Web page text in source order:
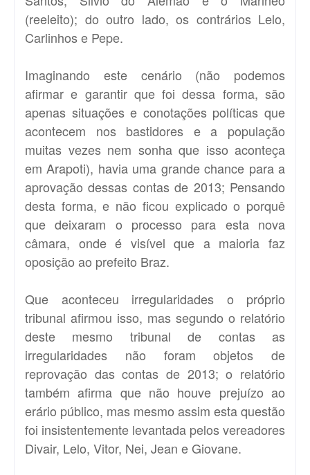
(reeleito); do outro lado, os contrários Lelo,
Carlinhos e Pepe.
Imaginando este cenário (não podemos
afirmar e garantir que foi dessa forma, são
apenas situações e conotações políticas que
acontecem nos bastidores e a população
muitas vezes nem sonha que isso aconteça
em Arapoti), havia uma grande chance para a
aprovação dessas contas de 2013; Pensando
desta forma, e não ficou explicado o porquê
que deixaram o processo para esta nova
câmara, onde é visível que a maioria faz
oposição ao prefeito Braz.
Que aconteceu irregularidades o próprio
tribunal afirmou isso, mas segundo o relatório
deste mesmo tribunal de contas as
irregularidades não foram objetos de
reprovação das contas de 2013; o relatório
também afirma que não houve prejuízo ao
erário público, mas mesmo assim esta questão
foi insistentemente levantada pelos vereadores
Divair, Lelo, Vitor, Nei, Jean e Giovane.